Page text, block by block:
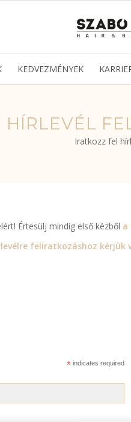
KEDVEZMÉNYEK
HÍRLEVÉL
Iratkozz fel
Értesülj mindig első kézből a
feliratkozáshoz kérjük
*indicates required